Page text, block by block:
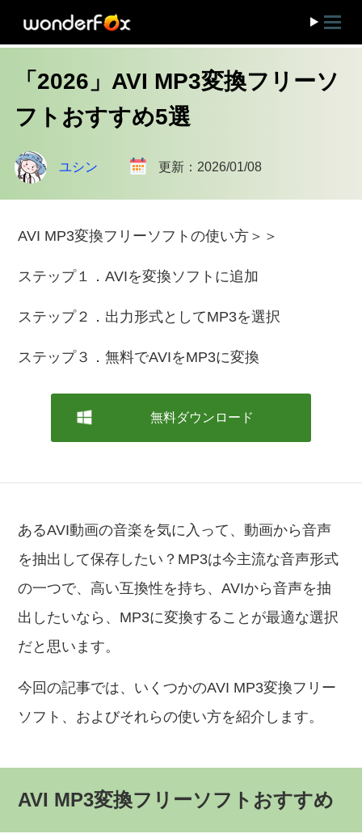
「2026」AVI MP3変換フリーソ
フトおすすめ5選
ユシン 更新：2026/01/08
AVI MP3変換フリーソフトの使い方＞＞
ステップ１．AVIを変換ソフトに追加
ステップ２．出力形式としてMP3を選択
ステップ３．無料でAVIをMP3に変換
無料ダウンロード
あるAVI動画の音楽を気に入って、動画から音声
を抽出して保存したい？MP3は今主流な音声形式
の一つで、高い互換性を持ち、AVIから音声を抽
出したいなら、MP3に変換することが最適な選択
だと思います。
今回の記事では、いくつかのAVI MP3変換フリー
ソフト、およびそれらの使い方を紹介します。
AVI MP3変換フリーソフトおすすめ